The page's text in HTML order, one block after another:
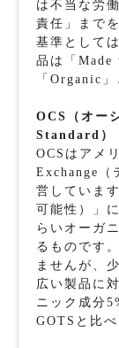
は不当な労
責任」まで
基準として
品は「Made
「Organic
OCS（ オー
Standard）
OCSはアメ
Exchange（
営していま
可能性）」
らいオーガ
るものです
ませんが、
広い製品に
ニック成分
GOTSと比